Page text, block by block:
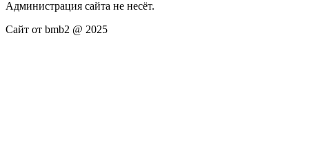
Администрация сайта не несёт.
Сайт от bmb2 @ 2025